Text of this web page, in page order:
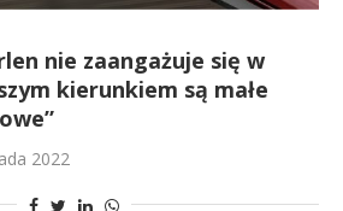
nie zaangażuje się w
kierunkiem są małe
2022